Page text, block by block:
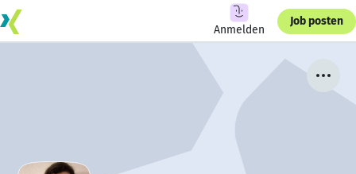
Anmelden
Job posten